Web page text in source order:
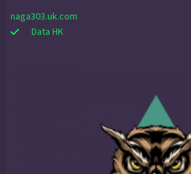
naga303.uk.com
Data HK